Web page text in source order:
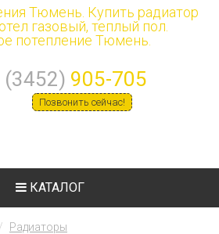
(3452) 905-705
Позвонить сейчас!
КАТАЛОГ
Радиаторы